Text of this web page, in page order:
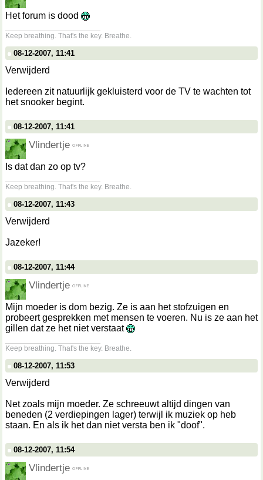
Het forum is dood
Keep breathing. That's the key. Breathe.
08-12-2007, 11:41
Verwijderd
Iedereen zit natuurlijk gekluisterd voor de TV te wachten tot
het snooker begint.
08-12-2007, 11:41
Vlindertje
Is dat dan zo op tv?
Keep breathing. That's the key. Breathe.
08-12-2007, 11:43
Verwijderd
Jazeker!
08-12-2007, 11:44
Vlindertje
Mijn moeder is dom bezig. Ze is aan het stofzuigen en
probeert gesprekken met mensen te voeren. Nu is ze aan het
gillen dat ze het niet verstaat
Keep breathing. That's the key. Breathe.
08-12-2007, 11:53
Verwijderd
Net zoals mijn moeder. Ze schreeuwt altijd dingen van
beneden (2 verdiepingen lager) terwijl ik muziek op heb
staan. En als ik het dan niet versta ben ik "doof".
08-12-2007, 11:54
Vlindertje